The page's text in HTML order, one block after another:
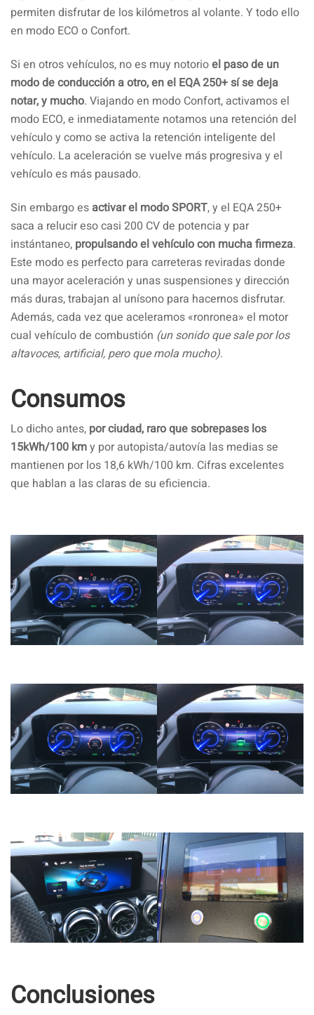
permiten disfrutar de los kilómetros al volante. Y todo ello
en modo ECO o Confort.
Si en otros vehículos, no es muy notorioel paso de un
modo de conducción a otro, en el EQA 250+ sí se deja
notar, y mucho. Viajando en modo Confort, activamos el
modo ECO, e inmediatamente notamos una retención del
vehículo y como se activa la retención inteligente del
vehículo. La aceleración se vuelve más progresiva y el
vehículo es más pausado.
Sin embargo es activar el modo SPORT, y el EQA 250+
saca a relucir eso casi 200 CV de potencia y par
instántaneo, propulsando el vehículo con mucha firmeza.
Este modo es perfecto para carreteras reviradas donde
una mayor aceleración y unas suspensiones y dirección
más duras, trabajan al unísono para hacernos disfrutar.
Además, cada vez que aceleramos «ronronea» el motor
cual vehículo de combustión (un sonido que sale por los
altavoces, artificial, pero que mola mucho).
Consumos
Lo dicho antes, por ciudad, raro que sobrepases los
15kWh/100 kmy por autopista/autovía las medias se
mantienen por los 18,6 kWh/100 km. Cifras excelentes
que hablan a las claras de su eficiencia.
Conclusiones